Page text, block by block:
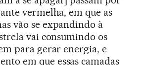
vermelha, em que as
vão se expandindo à
vai consumindo os
para gerar energia, e
em que essas camadas